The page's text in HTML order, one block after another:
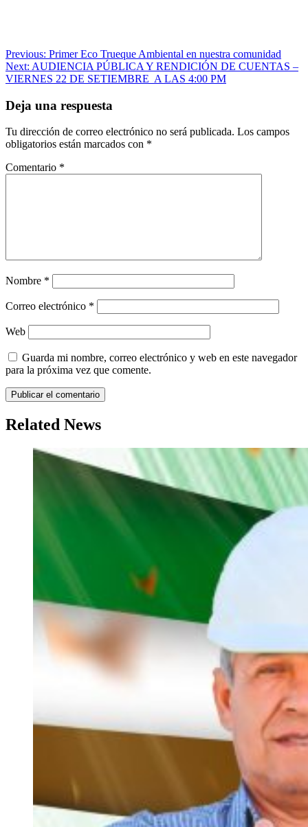
Navegación
de
Previous: Primer Eco Trueque Ambiental en nuestra comunidad
Next: AUDIENCIA PÚBLICA Y RENDICIÓN DE CUENTAS –
VIERNES 22 DE SETIEMBRE A LAS 4:00 PM
Deja una respuesta
Tu dirección de correo electrónico no será publicada. Los campos
obligatorios están marcados con *
Comentario *
Nombre *
Correo electrónico *
Web
Guarda mi nombre, correo electrónico y web en este navegador
para la próxima vez que comente.
Related News